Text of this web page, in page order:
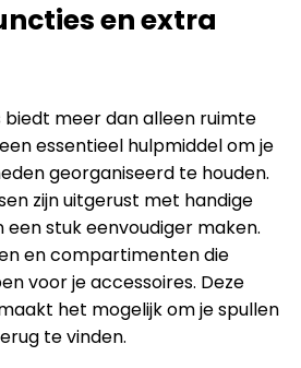
en extra
meer dan alleen ruimte
essentieel hulpmiddel om je
georganiseerd te houden.
zijn uitgerust met handige
stuk eenvoudiger maken.
en compartimenten die
voor je accessoires. Deze
het mogelijk om je spullen
te vinden.